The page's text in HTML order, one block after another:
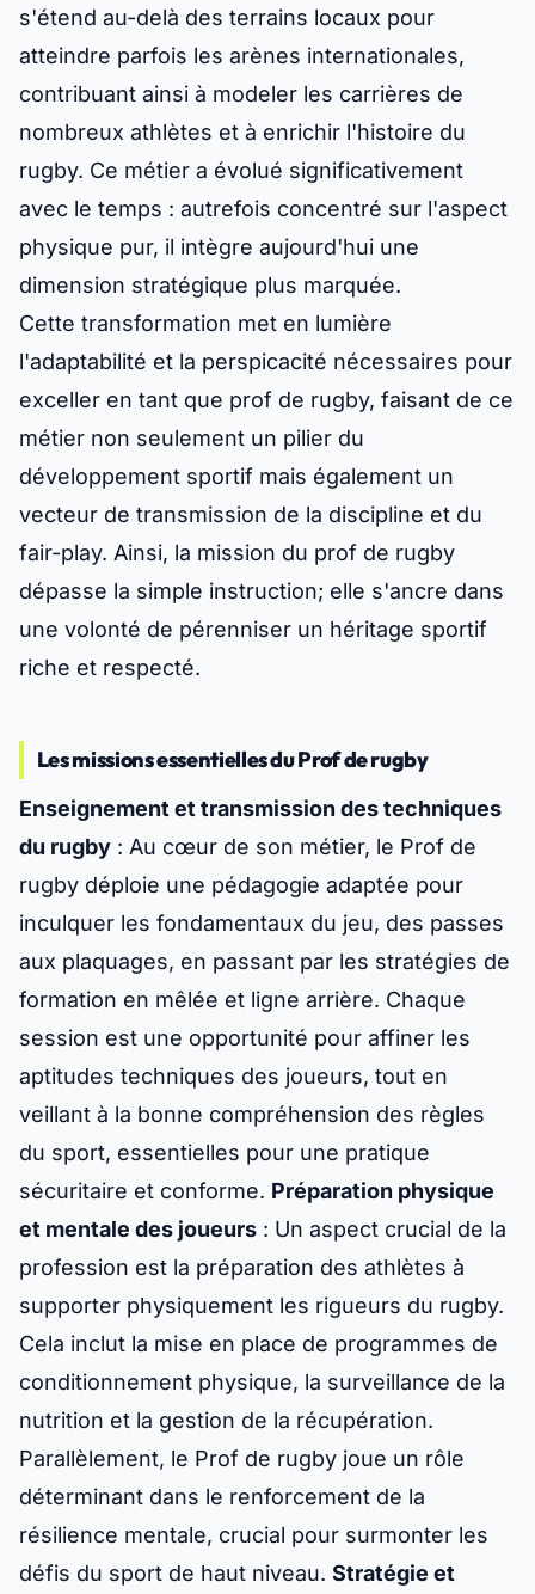
s'étend au-delà des terrains locaux pour
atteindre parfois les arènes internationales,
contribuant ainsi à modeler les carrières de
nombreux athlètes et à enrichir l'histoire du
rugby. Ce métier a évolué significativement
avec le temps : autrefois concentré sur l'aspect
physique pur, il intègre aujourd'hui une
dimension stratégique plus marquée.
Cette transformation met en lumière
l'adaptabilité et la perspicacité nécessaires pour
exceller en tant que prof de rugby, faisant de ce
métier non seulement un pilier du
développement sportif mais également un
vecteur de transmission de la discipline et du
fair-play. Ainsi, la mission du prof de rugby
dépasse la simple instruction; elle s'ancre dans
une volonté de pérenniser un héritage sportif
riche et respecté.
Les missions essentielles du Prof de rugby
Enseignement et transmission des techniques
du rugby : Au cœur de son métier, le Prof de
rugby déploie une pédagogie adaptée pour
inculquer les fondamentaux du jeu, des passes
aux plaquages, en passant par les stratégies de
formation en mêlée et ligne arrière. Chaque
session est une opportunité pour affiner les
aptitudes techniques des joueurs, tout en
veillant à la bonne compréhension des règles
du sport, essentielles pour une pratique
sécuritaire et conforme. Préparation physique
et mentale des joueurs : Un aspect crucial de la
profession est la préparation des athlètes à
supporter physiquement les rigueurs du rugby.
Cela inclut la mise en place de programmes de
conditionnement physique, la surveillance de la
nutrition et la gestion de la récupération.
Parallèlement, le Prof de rugby joue un rôle
déterminant dans le renforcement de la
résilience mentale, crucial pour surmonter les
défis du sport de haut niveau. Stratégie et